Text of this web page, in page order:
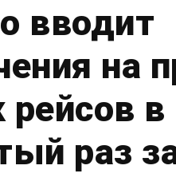
вводит
на
в
раз